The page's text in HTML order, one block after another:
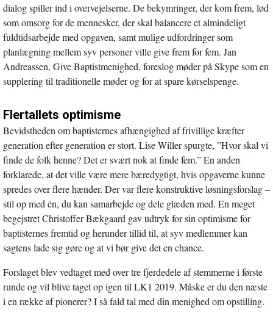
dialog spiller ind i overvejelserne. De bekymringer, der kom frem, lød
som omsorg for de mennesker, der skal balancere et almindeligt
fuldtidsarbejde med opgaven, samt mulige udfordringer som
planlægning mellem syv personer ville give frem for fem. Jan
Andreassen, Give Baptistmenighed, foreslog møder på Skype som en
supplering til traditionelle møder og for at spare kørselspenge.
Flertallets optimisme
Bevidstheden om baptisternes afhængighed af frivillige kræfter
generation efter generation er stort. Lise Willer spurgte, ”Hvor skal vi
finde de folk henne? Det er svært nok at finde fem.” En anden
forklarede, at det ville være mere bæredygtigt, hvis opgaverne kunne
spredes over flere hænder. Der var flere konstruktive løsningsforslag –
stil op med én, du kan samarbejde og dele glæden med. En meget
begejstret Christoffer Bækgaard gav udtryk for sin optimisme for
baptisternes fremtid og herunder tillid til, at syv medlemmer kan
sagtens lade sig gøre og at vi bør give det en chance.
Forslaget blev vedtaget med over tre fjerdedele af stemmerne i første
runde og vil blive taget op igen til LK1 2019. Måske er du den næste
i en række af pionerer? I så fald tal med din menighed om opstilling.